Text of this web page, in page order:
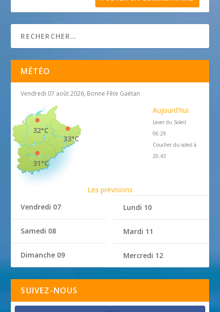
MÉTÉO
Vendredi 07 août 2026, Bonne Fête Gaétan
33°C
32°C
31°C
Aujourd'hui
Lever du Soleil
06:29
Coucher du soleil à
20:43
Les prévisions
Vendredi 07
Samedi 08
Dimanche 09
Lundi 10
Mardi 11
Mercredi 12
SUIVEZ-NOUS